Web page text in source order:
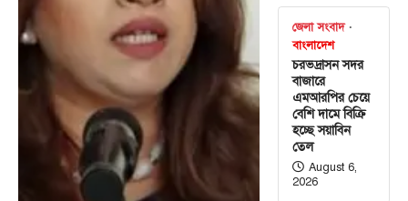
জেলা সংবাদ
বাংলাদেশ
চরভদ্রাসন সদর
বাজারে
এমআরপির চেয়ে
বেশি দামে বিক্রি
হচ্ছে সয়াবিন
তেল
August 6,
2026